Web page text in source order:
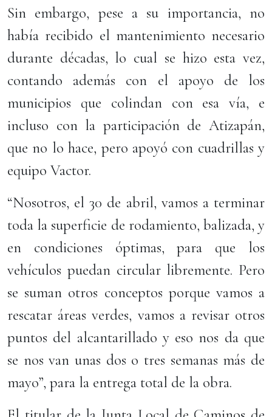
Sin embargo, pese a su importancia, no
había recibido el mantenimiento necesario
durante décadas, lo cual se hizo esta vez,
contando además con el apoyo de los
municipios que colindan con esa vía, e
incluso con la participación de Atizapán,
que no lo hace, pero apoyó con cuadrillas y
equipo Vactor.
“Nosotros, el 30 de abril, vamos a terminar
toda la superficie de rodamiento, balizada, y
en condiciones óptimas, para que los
vehículos puedan circular libremente. Pero
se suman otros conceptos porque vamos a
rescatar áreas verdes, vamos a revisar otros
puntos del alcantarillado y eso nos da que
se nos van unas dos o tres semanas más de
mayo”, para la entrega total de la obra.